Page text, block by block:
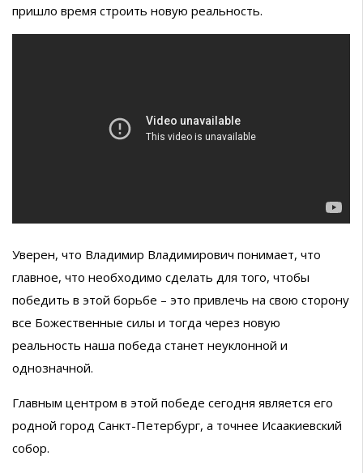
пришло время строить новую реальность.
Уверен, что Владимир Владимирович понимает, что
главное, что необходимо сделать для того, чтобы
победить в этой борьбе – это привлечь на свою сторону
все Божественные силы и тогда через новую
реальность наша победа станет неуклонной и
однозначной.
Главным центром в этой победе сегодня является его
родной город Санкт-Петербург, а точнее Исаакиевский
собор.